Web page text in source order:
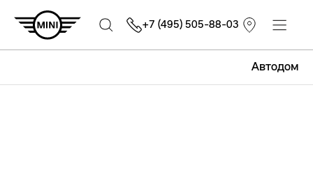
Автодом
+7 (495) 505-88-03